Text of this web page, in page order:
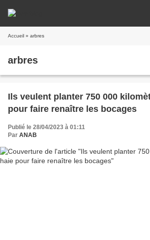
Accueil » arbres
arbres
Ils veulent planter 750 000
pour faire renaître les bocages
Publié le 28/04/2023 à 01:11
Par ANAB